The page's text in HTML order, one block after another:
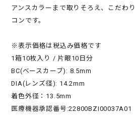
アンスカラーまで取りそろえ、こだわ
コンです。
※表示価格は税込み価格です
1箱10枚入り / 片眼10日分
BC(ベースカーブ): 8.5mm
DIA(レンズ径): 14.2mm
着色外径：13.5mm
医療機器承認番号:22800BZI00037A01